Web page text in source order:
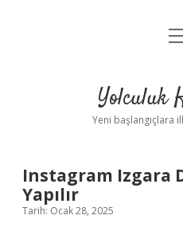
Yasal
Yolculuk
Yeni başlangıçlara
Instagram Izgara
Yapılır
Tarih: Ocak 28, 2025